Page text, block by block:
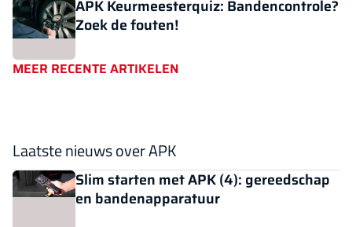
APK Keurmeesterquiz: Bandencontrole?
Zoek de fouten!
MEER RECENTE ARTIKELEN
Laatste nieuws over APK
Slim starten met APK (4): gereedschap
en bandenapparatuur